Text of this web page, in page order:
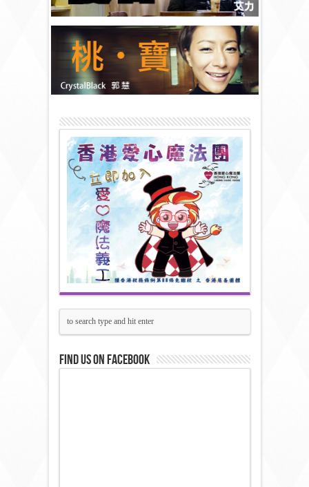
Find us on Facebook